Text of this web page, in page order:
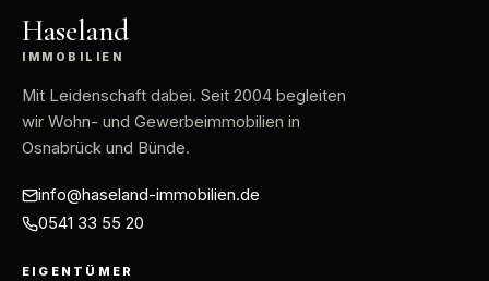
Haseland
IMMOBILIEN
Mit Leidenschaft dabei. Seit 2004 begleiten
wir Wohn- und Gewerbeimmobilien in
Osnabrück und Bünde.
info@haseland-immobilien.de
0541 33 55 20
EIGENTÜMER